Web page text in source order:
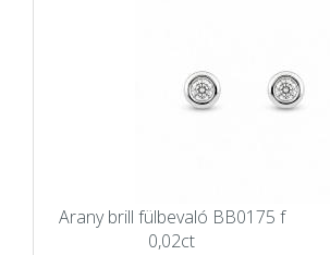
Arany brill fülbevaló BB0175 f
0,02ct